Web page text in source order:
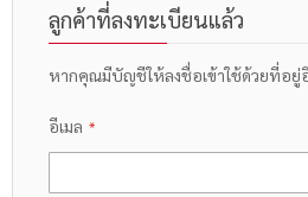
ลูกค้าที่ลงทะเบียนแล้ว
หากคุณมีบัญชีให้ลงชื่อเข้าใช้ด้วยที่อยู่
อีเมล